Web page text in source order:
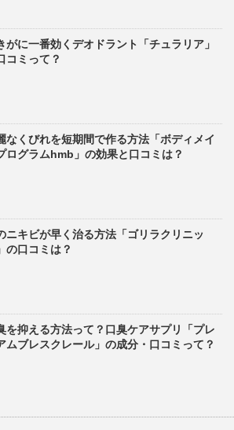
がに一番効くデオドラント「チュラリア」
コミって？
なくびれを短期間で作る方法「ボディメイ
ログラムhmb」の効果と口コミは？
ニキビが早く治る方法「ゴリラクリニッ
の口コミは？
を抑える方法って？口臭ケアサプリ「プレ
ムブレスクレール」の成分・口コミって？